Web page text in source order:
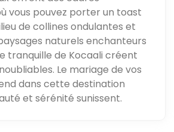
vous pouvez porter un toast
de collines ondulantes et
naturels enchanteurs
tranquille de Kocaali créent
Le mariage de vos
dans cette destination
et sérénité sunissent.